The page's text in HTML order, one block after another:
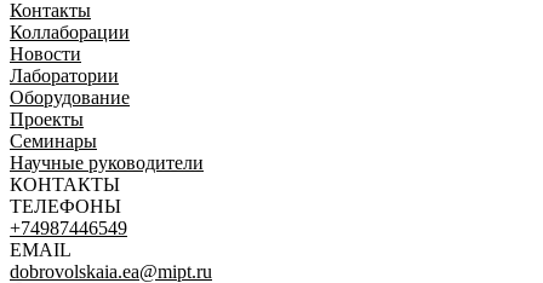
Контакты
Коллаборации
Новости
Лаборатории
Оборудование
Проекты
Семинары
Научные руководители
КОНТАКТЫ
ТЕЛЕФОНЫ
+74987446549
EMAIL
dobrovolskaia.ea@mipt.ru